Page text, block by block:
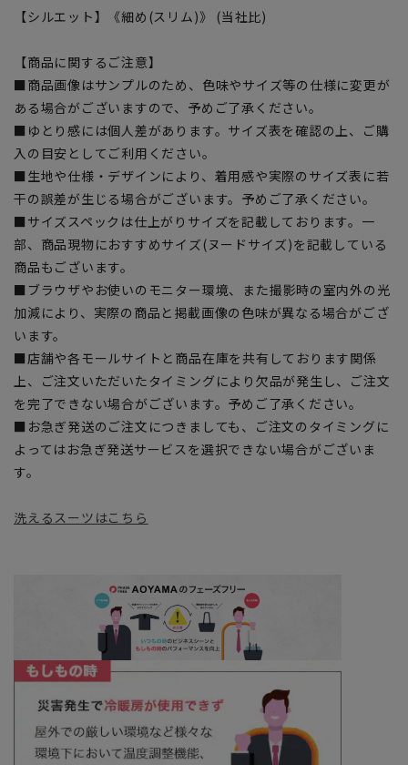
【シルエット】《細め(スリム)》 (当社比)
【商品に関するご注意】
■商品画像はサンプルのため、色味やサイズ等の仕様に変更が
ある場合がございますので、予めご了承ください。
■ゆとり感には個人差があります。サイズ表を確認の上、ご購
入の目安としてご利用ください。
■生地や仕様・デザインにより、着用感や実際のサイズ表に若
干の誤差が生じる場合がございます。予めご了承ください。
■サイズスペックは仕上がりサイズを記載しております。一
部、商品現物におすすめサイズ(ヌードサイズ)を記載している
商品もございます。
■ブラウザやお使いのモニター環境、また撮影時の室内外の光
加減により、実際の商品と掲載画像の色味が異なる場合がござ
います。
■店舗や各モールサイトと商品在庫を共有しております関係
上、ご注文いただいたタイミングにより欠品が発生し、ご注文
を完了できない場合がございます。予めご了承ください。
■お急ぎ発送のご注文につきましても、ご注文のタイミングに
よってはお急ぎ発送サービスを選択できない場合がございま
す。
洗えるスーツはこちら